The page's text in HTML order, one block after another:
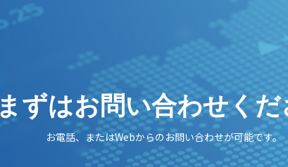
まずはお問い合わせくだ
お電話、またはWebからのお問い合わせが可能です。